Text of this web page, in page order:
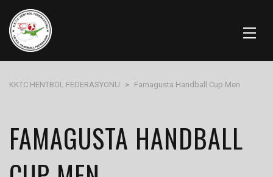
KKTC HENTBOL FEDERASYONU > Famagusta Handball Cup Men
FAMAGUSTA HANDBALL